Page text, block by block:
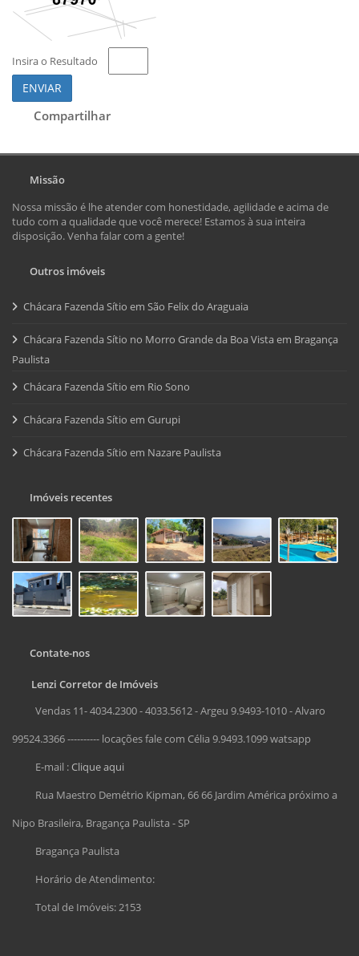
Insira o Resultado
ENVIAR
Compartilhar
Missão
Nossa missão é lhe atender com honestidade, agilidade e acima de
tudo com a qualidade que você merece! Estamos à sua inteira
disposição. Venha falar com a gente!
Outros imóveis
Chácara Fazenda Sítio em São Felix do Araguaia
Chácara Fazenda Sítio no Morro Grande da Boa Vista em Bragança
Paulista
Chácara Fazenda Sítio em Rio Sono
Chácara Fazenda Sítio em Gurupi
Chácara Fazenda Sítio em Nazare Paulista
Imóveis recentes
Contate-nos
Lenzi Corretor de Imóveis
Vendas 11- 4034.2300 - 4033.5612 - Argeu 9.9493-1010 - Alvaro
99524.3366 ---------- locações fale com Célia 9.9493.1099 watsapp
E-mail :Clique aqui
Rua Maestro Demétrio Kipman, 66 66 Jardim América próximo a
Nipo Brasileira, Bragança Paulista - SP
Bragança Paulista
Horário de Atendimento:
Total de Imóveis: 2153